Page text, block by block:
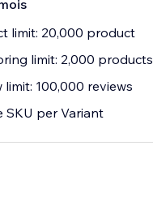
limit: 20,000 product
limit: 2,000 products
limit: 100,000 reviews
SKU per Variant